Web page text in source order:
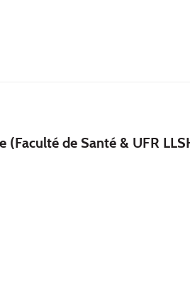
(Faculté de Santé & UFR